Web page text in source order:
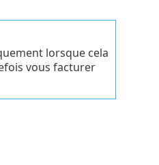
lorsque cela
vous facturer